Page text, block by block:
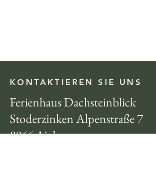
KONTAKTIEREN SIE UNS
Ferienhaus Dachsteinblick
Stoderzinken Alpenstraße 7
8966 Aich